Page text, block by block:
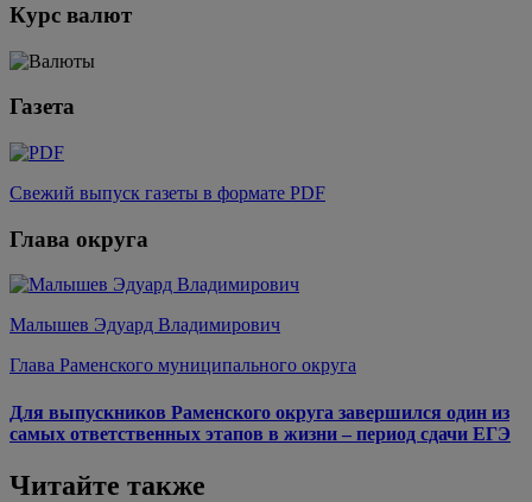
Курс валют
Газета
Свежий выпуск газеты в формате PDF
Глава округа
Малышев Эдуард Владимирович
Глава Раменского муниципального округа
Для выпускников Раменского округа завершился один из
самых ответственных этапов в жизни – период сдачи ЕГЭ
Читайте также